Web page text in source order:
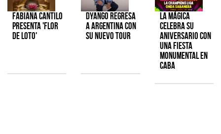
Fabiana Cantilo
presenta 'Flor
de Loto'
Dyango regresa
a Argentina con
su nuevo tour
La Mágica
celebra su
aniversario con
una fiesta
monumental en
CABA